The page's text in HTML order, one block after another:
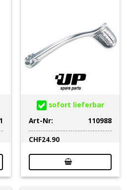
sofort lieferbar
Art-Nr:
110988
CHF24.90